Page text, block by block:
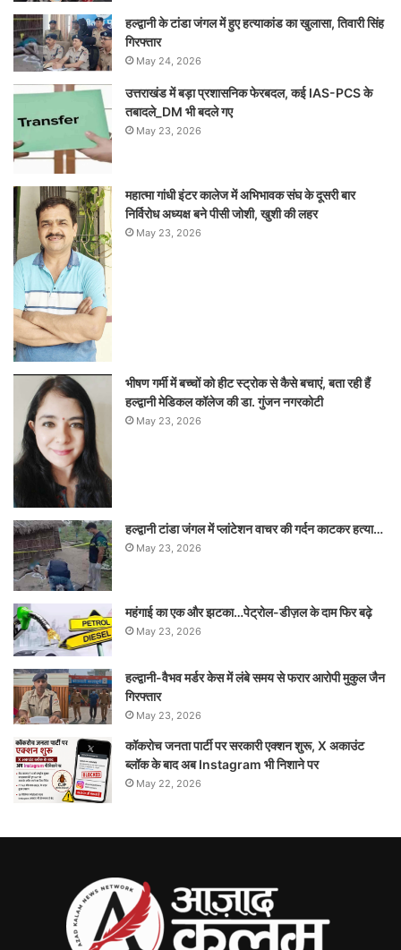
हल्द्वानी के टांडा जंगल में हुए हत्याकांड का खुलासा, तिवारी सिंह
गिरफ्तार
May 24, 2026
उत्तराखंड में बड़ा प्रशासनिक फेरबदल, कई IAS-PCS के
तबादले_DM भी बदले गए
May 23, 2026
महात्मा गांधी इंटर कालेज में अभिभावक संघ के दूसरी बार
निर्विरोध अध्यक्ष बने पीसी जोशी, खुशी की लहर
May 23, 2026
भीषण गर्मी में बच्चों को हीट स्ट्रोक से कैसे बचाएं, बता रही हैं
हल्द्वानी मेडिकल कॉलेज की डा. गुंजन नगरकोटी
May 23, 2026
हल्द्वानी टांडा जंगल में प्लांटेशन वाचर की गर्दन काटकर हत्या…
May 23, 2026
महंगाई का एक और झटका…पेट्रोल-डीज़ल के दाम फिर बढ़े
May 23, 2026
हल्द्वानी-वैभव मर्डर केस में लंबे समय से फरार आरोपी मुकुल जैन
गिरफ्तार
May 23, 2026
कॉकरोच जनता पार्टी पर सरकारी एक्शन शुरू, X अकाउंट
ब्लॉक के बाद अब Instagram भी निशाने पर
May 22, 2026